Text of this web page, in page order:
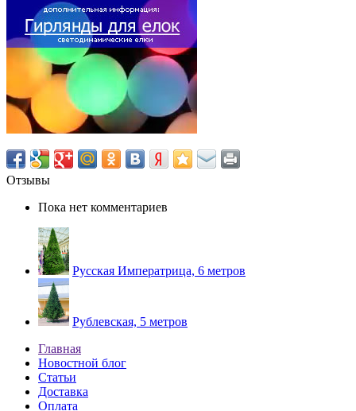
Отзывы
Пока нет комментариев
Русская Императрица, 6 метров
Рублевская, 5 метров
Главная
Новостной блог
Статьи
Доставка
Оплата